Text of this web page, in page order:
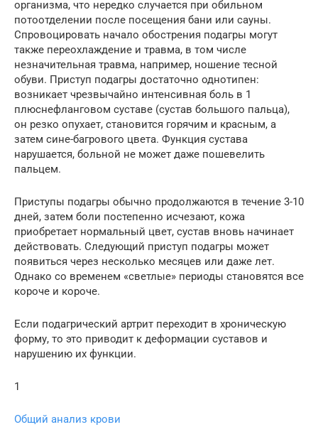
организма, что нередко случается при обильном
потоотделении после посещения бани или сауны.
Спровоцировать начало обострения подагры могут
также переохлаждение и травма, в том числе
незначительная травма, например, ношение тесной
обуви. Приступ подагры достаточно однотипен:
возникает чрезвычайно интенсивная боль в 1
плюснефланговом суставе (сустав большого пальца),
он резко опухает, становится горячим и красным, а
затем сине-багрового цвета. Функция сустава
нарушается, больной не может даже пошевелить
пальцем.
Приступы подагры обычно продолжаются в течение 3-10
дней, затем боли постепенно исчезают, кожа
приобретает нормальный цвет, сустав вновь начинает
действовать. Следующий приступ подагры может
появиться через несколько месяцев или даже лет.
Однако со временем «светлые» периоды становятся все
короче и короче.
Если подагрический артрит переходит в хроническую
форму, то это приводит к деформации суставов и
нарушению их функции.
1
Общий анализ крови